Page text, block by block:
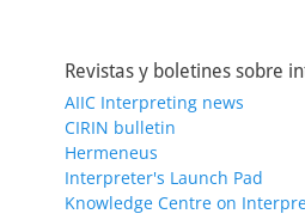
Revistas y boletines sobre
AIIC Interpreting news
CIRIN bulletin
Hermeneus
Interpreter's Launch Pad
Knowledge Centre on